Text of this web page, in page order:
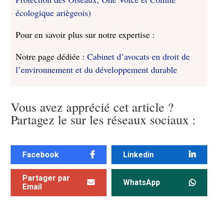
écologique ariègeois)
Pour en savoir plus sur notre expertise :
Notre page dédiée :Cabinet d’avocats en droit de
l’environnement et du développement durable
Vous avez apprécié cet article ?
Partagez le sur les réseaux sociaux :
Facebook Linkedin
Partager par
Email
WhatsApp